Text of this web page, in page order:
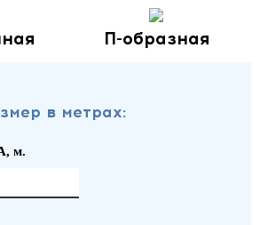
П-образная
в метрах:
м.